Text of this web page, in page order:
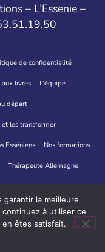
– L’Essenie –
de confidentialité
aux livres L’équipe
départ
et les transformer
Esséniens Nos formations
Thérapeute Allemagne
Thérapeute Belgique
Regard de Lumière"
la meilleure
à utiliser ce
êtes satisfait.